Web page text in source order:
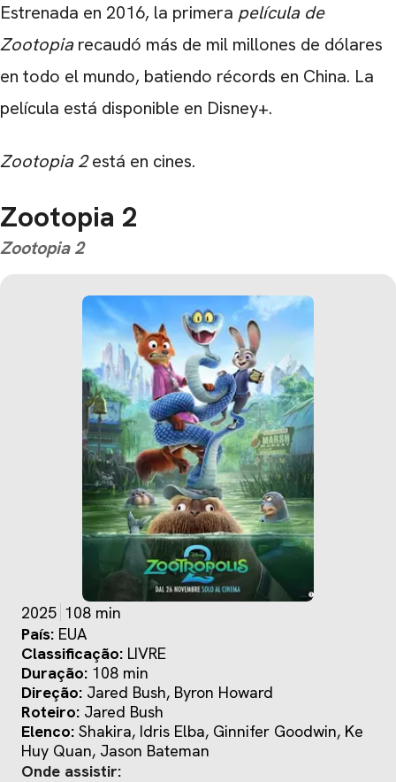
Estrenada en 2016, la primera película de
Zootopiarecaudó más de mil millones de dólares
en todo el mundo, batiendo récords en China. La
película está disponible en Disney+.
Zootopia 2está en cines.
Zootopia 2
Zootopia 2
2025 108 min
País: EUA
Classificação: LIVRE
Duração: 108 min
Direção:
Jared Bush, Byron Howard
Roteiro: Jared Bush
Elenco: Shakira, Idris Elba, Ginnifer Goodwin, Ke
Huy Quan, Jason Bateman
Onde assistir: